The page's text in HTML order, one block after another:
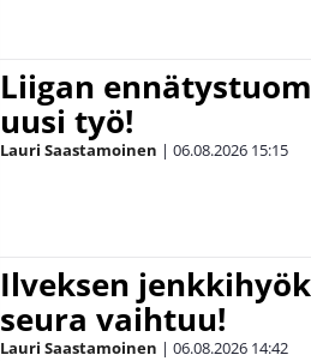
Liigan
uusi työ!
Lauri Saastamoinen | 06.08.2026 15:15
Ilveksen
seura vaihtuu!
Lauri Saastamoinen | 06.08.2026 14:42